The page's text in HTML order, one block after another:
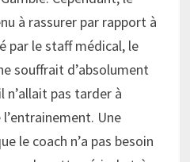
à rassurer par rapport à
par le staff médical, le
souffrait d’absolument
n’allait pas tarder à
Une
le coach n’a pas besoin